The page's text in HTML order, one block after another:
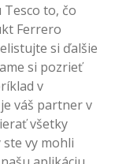
to, čo
Ferrero
si ďalšie
si pozrieť
v
je váš partner v
všetky
ste vy mohli